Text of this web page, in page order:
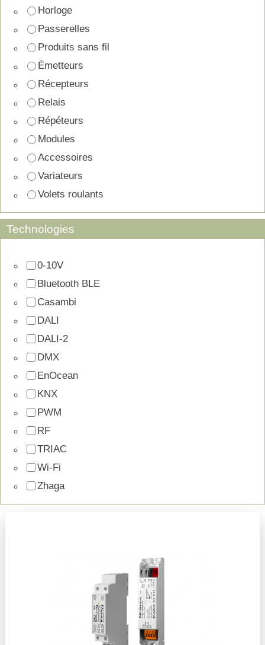
Horloge
Passerelles
Produits sans fil
Émetteurs
Récepteurs
Relais
Répéteurs
Modules
Accessoires
Variateurs
Volets roulants
Technologies
0-10V
Bluetooth BLE
Casambi
DALI
DALI-2
DMX
EnOcean
KNX
PWM
RF
TRIAC
Wi-Fi
Zhaga